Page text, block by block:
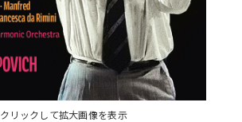
クリックして拡大画像を表示